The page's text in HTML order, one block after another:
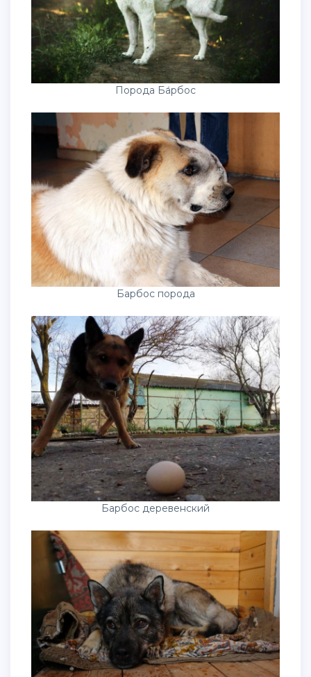
Порода Ба́рбос
Барбос порода
Барбос деревенский